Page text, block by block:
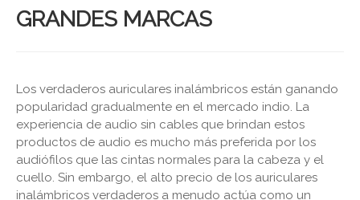
GRANDES MARCAS
Los verdaderos auriculares inalámbricos están ganando
popularidad gradualmente en el mercado indio. La
experiencia de audio sin cables que brindan estos
productos de audio es mucho más preferida por los
audiófilos que las cintas normales para la cabeza y el
cuello. Sin embargo, el alto precio de los auriculares
inalámbricos verdaderos a menudo actúa como un